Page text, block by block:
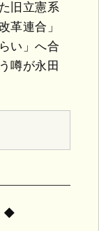
旧立憲系
革連合」
い」へ合
噂が永田